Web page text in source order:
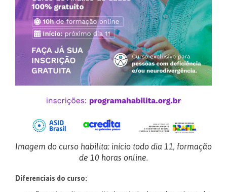
Imagem do curso habilita: início todo dia 11, formação
de 10 horas online.
Diferenciais do curso: